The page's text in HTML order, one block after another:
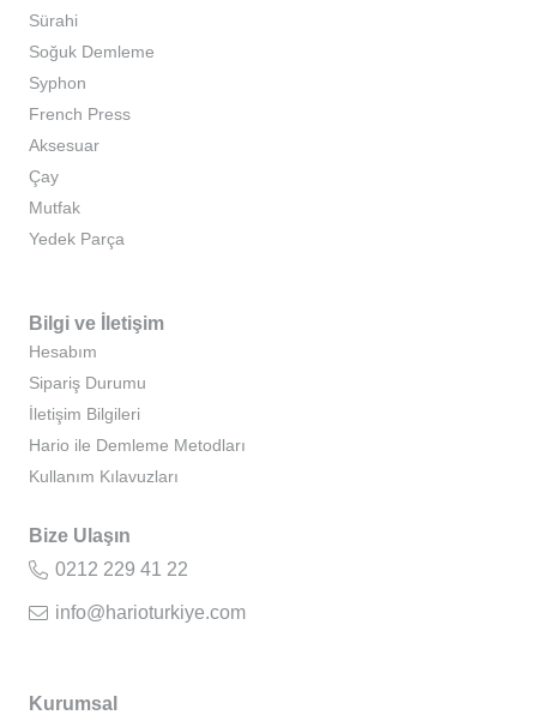
Sürahi
Soğuk Demleme
Syphon
French Press
Aksesuar
Çay
Mutfak
Yedek Parça
Bilgi ve İletişim
Hesabım
Sipariş Durumu
İletişim Bilgileri
Hario ile Demleme Metodları
Kullanım Kılavuzları
Bize Ulaşın
0212 229 41 22
info@harioturkiye.com
Kurumsal